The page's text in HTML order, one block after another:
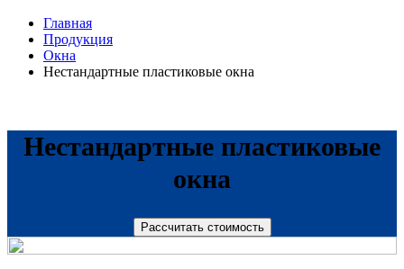
Главная
Продукция
Окна
Нестандартные пластиковые окна
Нестандартные пластиковые
окна
Рассчитать стоимость